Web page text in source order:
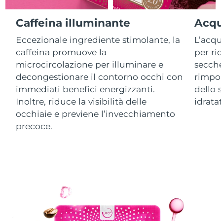
Caffeina illuminante
Eccezionale ingrediente stimolante, la
caffeina promuove la
microcircolazione per illuminare e
decongestionare il contorno occhi con
immediati benefici energizzanti.
Inoltre, riduce la visibilità delle
occhiaie e previene l’invecchiamento
precoce.
per
dello
RAS di Macao Consegna stimata 8/11/26
Malaysia Consegna stimata 8/12/26
Malta Consegna stimata 8/9/26
Messico Consegna stimata 8/13/26
Monaco Consegna stimata
Consegna stimata8/12/26